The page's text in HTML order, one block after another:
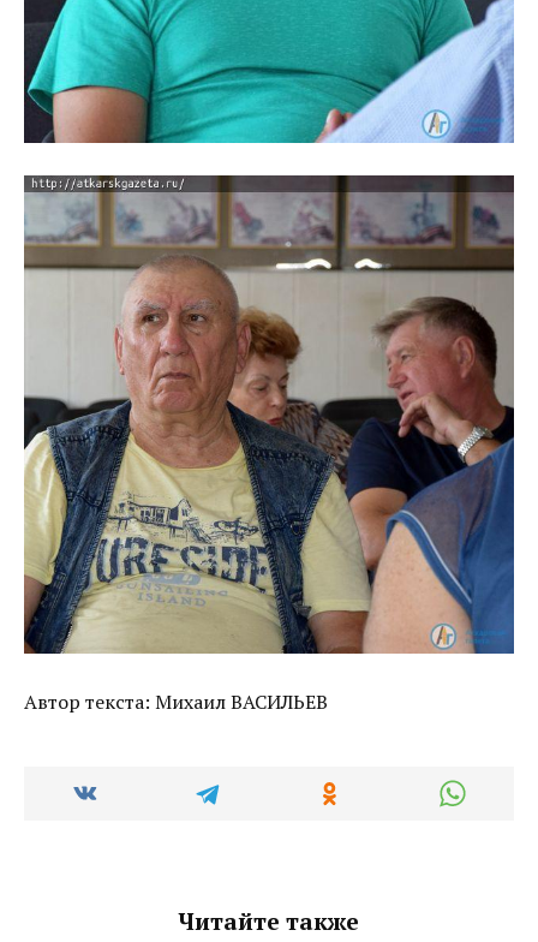
Автор текста: Михаил ВАСИЛЬЕВ
Читайте также